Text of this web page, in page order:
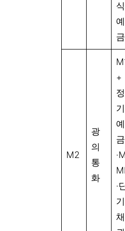
식
예
금
M2
광
의
통
화
+
정
기
예
금
·
기
채